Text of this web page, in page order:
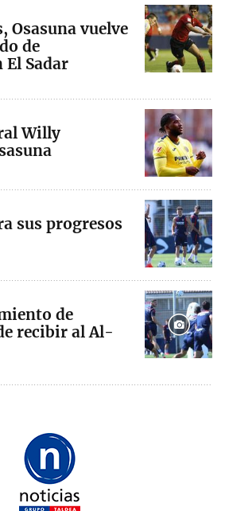
Osasuna vuelve
de
Sadar
Willy
sus progresos
de
recibir al Al-